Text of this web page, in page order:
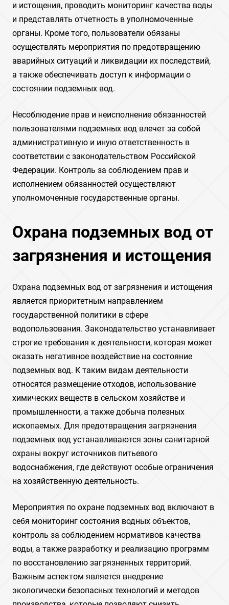
и истощения, проводить мониторинг качества воды
и представлять отчетность в уполномоченные
органы. Кроме того, пользователи обязаны
осуществлять мероприятия по предотвращению
аварийных ситуаций и ликвидации их последствий,
а также обеспечивать доступ к информации о
состоянии подземных вод.
Несоблюдение прав и неисполнение обязанностей
пользователями подземных вод влечет за собой
административную и иную ответственность в
соответствии с законодательством Российской
Федерации. Контроль за соблюдением прав и
исполнением обязанностей осуществляют
уполномоченные государственные органы.
Охрана подземных вод от
загрязнения и истощения
Охрана подземных вод от загрязнения и истощения
является приоритетным направлением
государственной политики в сфере
водопользования. Законодательство устанавливает
строгие требования к деятельности, которая может
оказать негативное воздействие на состояние
подземных вод. К таким видам деятельности
относятся размещение отходов, использование
химических веществ в сельском хозяйстве и
промышленности, а также добыча полезных
ископаемых. Для предотвращения загрязнения
подземных вод устанавливаются зоны санитарной
охраны вокруг источников питьевого
водоснабжения, где действуют особые ограничения
на хозяйственную деятельность.
Мероприятия по охране подземных вод включают в
себя мониторинг состояния водных объектов,
контроль за соблюдением нормативов качества
воды, а также разработку и реализацию программ
по восстановлению загрязненных территорий.
Важным аспектом является внедрение
экологически безопасных технологий и методов